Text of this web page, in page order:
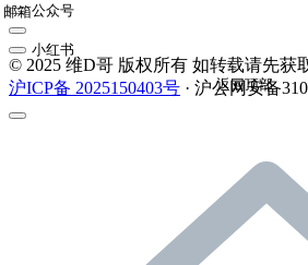
公众号
邮箱
小红书
© 2025 维D哥 版权所有 如转载请先获
沪ICP备 2025150403号 · 沪公网安备
返回顶部